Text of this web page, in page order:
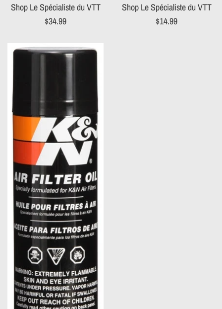
Shop Le Spécialiste du VTT
Prix
$34.99
Shop Le Spécialiste du VTT
Prix
$14.99